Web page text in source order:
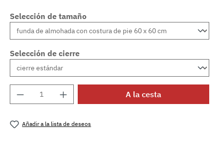
Selección de tamaño
Selección de cierre
Cantidad del producto: introduce la
A la cesta
Añadir a la lista de deseos